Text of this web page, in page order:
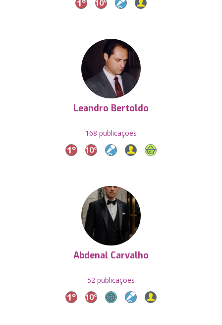
Leandro Bertoldo
168 publicações
Abdenal Carvalho
52 publicações